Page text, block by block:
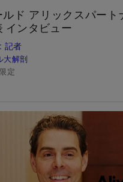
ド アリックスパー
インタビュー
記者
大解剖
定